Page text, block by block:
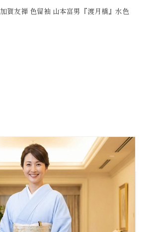
加賀友禅 色留袖 山本富男『渡月橋』水色